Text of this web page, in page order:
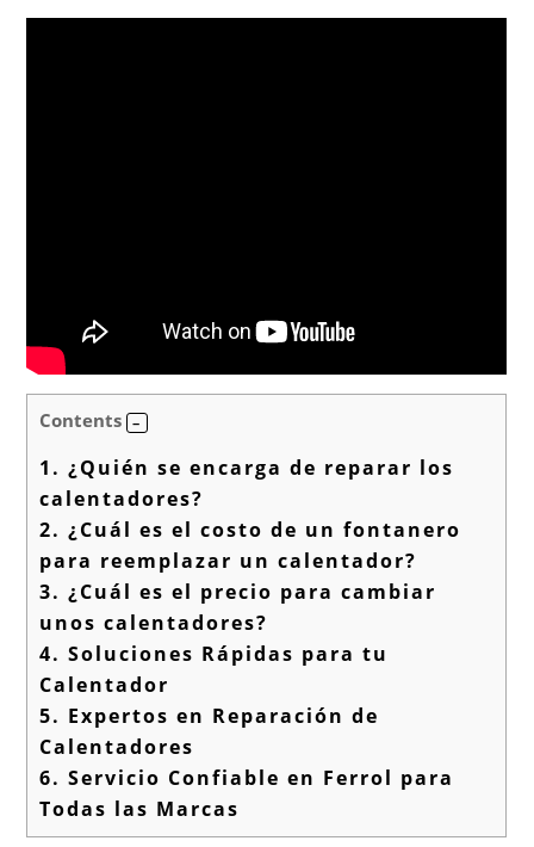
Contents
1. ¿Quién se encarga de reparar los
calentadores?
2. ¿Cuál es el costo de un fontanero
para reemplazar un calentador?
3. ¿Cuál es el precio para cambiar
unos calentadores?
4. Soluciones Rápidas para tu
Calentador
5. Expertos en Reparación de
Calentadores
6. Servicio Confiable en Ferrol para
Todas las Marcas